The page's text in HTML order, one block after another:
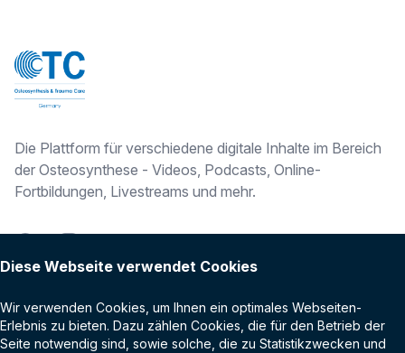
Die Plattform für verschiedene digitale Inhalte im Bereich
der Osteosynthese - Videos, Podcasts, Online-
Fortbildungen, Livestreams und mehr.
BEITRÄGE
Podcasts
OTC DIGITAL
Login
Diese Webseite verwendet Cookies
Wir verwenden Cookies, um Ihnen ein optimales Webseiten-
Erlebnis zu bieten. Dazu zählen Cookies, die für den Betrieb der
Seite notwendig sind, sowie solche, die zu Statistikzwecken und